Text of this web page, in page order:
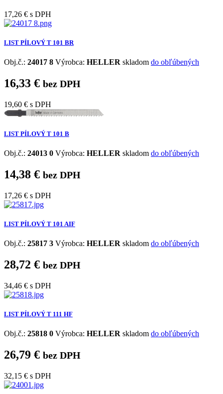
17,26 € s DPH
LIST PÍLOVÝ T 101 BR
Obj.č.: 24017 8 Výrobca: HELLER skladom do obľúbených
16,33 € bez DPH
19,60 € s DPH
LIST PÍLOVÝ T 101 B
Obj.č.: 24013 0 Výrobca: HELLER skladom do obľúbených
14,38 € bez DPH
17,26 € s DPH
LIST PÍLOVÝ T 101 AIF
Obj.č.: 25817 3 Výrobca: HELLER skladom do obľúbených
28,72 € bez DPH
34,46 € s DPH
LIST PÍLOVÝ T 111 HF
Obj.č.: 25818 0 Výrobca: HELLER skladom do obľúbených
26,79 € bez DPH
32,15 € s DPH